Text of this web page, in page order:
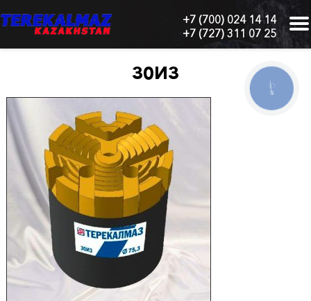
+7 (700) 024 14 14
+7 (727) 311 07 25
Алматы,
Тау",
блок
"Б",
6
этаж,
605
офис
Главная
О
30И3
КНОПКА
СВЯЗИ